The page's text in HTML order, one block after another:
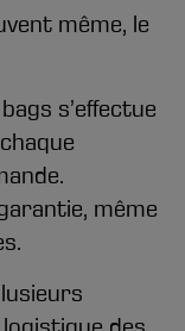
même, le
s’effectue
même